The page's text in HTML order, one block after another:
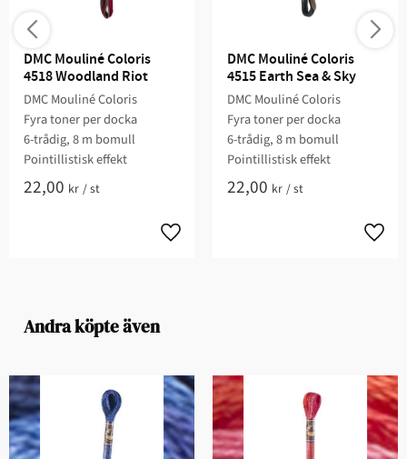
DMC Mouliné Coloris
4518 Woodland Riot
DMC Mouliné Coloris
Fyra toner per docka
6-trådig, 8 m bomull
Pointillistisk effekt
22,00 kr /st
DMC Mouliné Coloris
4515 Earth Sea & Sky
DMC Mouliné Coloris
Fyra toner per docka
6-trådig, 8 m bomull
Pointillistisk effekt
22,00 kr /st
Andra köpte även